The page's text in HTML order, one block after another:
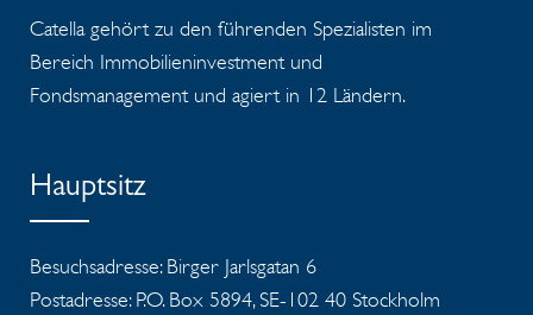
Catella gehört zu den führenden Spezialisten im
Bereich Immobilieninvestment und
Fondsmanagement und agiert in 12 Ländern.
Hauptsitz
Besuchsadresse: Birger Jarlsgatan 6
Postadresse: P.O. Box 5894, SE-102 40 Stockholm